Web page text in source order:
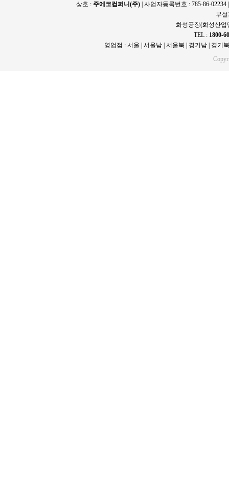
상호 : 주에코컴퍼니(주) | 사업자등록번호 : 785-86-
부
화성공장(화성산업
TEL : 1800-
영업점 : 서울 | 서울남 | 서울북 | 경기남 | 경기